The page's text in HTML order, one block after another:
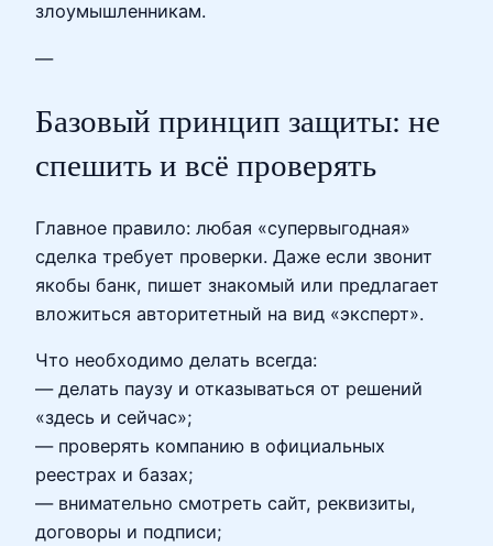
злоумышленникам.
—
Базовый принцип защиты: не
спешить и всё проверять
Главное правило: любая «супервыгодная»
сделка требует проверки. Даже если звонит
якобы банк, пишет знакомый или предлагает
вложиться авторитетный на вид «эксперт».
Что необходимо делать всегда:
— делать паузу и отказываться от решений
«здесь и сейчас»;
— проверять компанию в официальных
реестрах и базах;
— внимательно смотреть сайт, реквизиты,
договоры и подписи;